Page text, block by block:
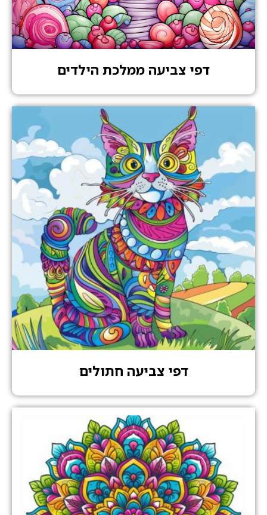
דפי צביעה ממלכת הילדים
דפי צביעה חתולים